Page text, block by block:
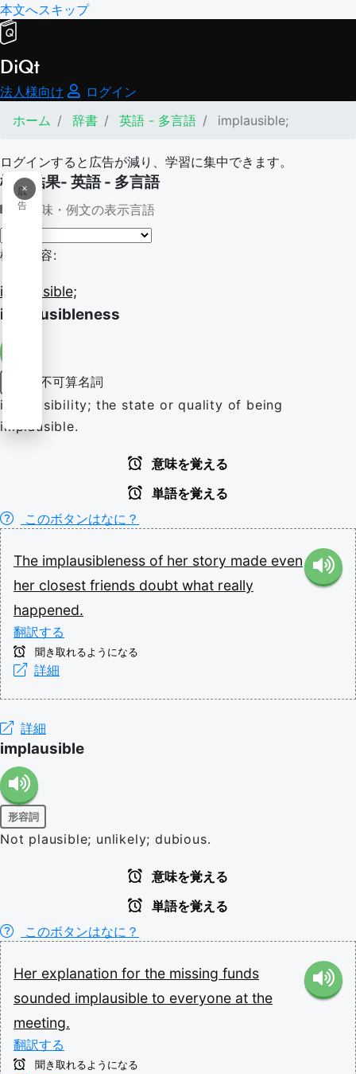
本文へスキップ
DiQt
法人様向け
ログイン
ホーム
辞書 英語 - 多言語 implausible;
ログインすると広告が減り、学習に集中できます。
×
広
告
検索結果- 英語 - 多言語
意味・例文の表示言語
検索内容:
implausible;
implausibleness
不可算名詞
implausibility; the state or quality of being
implausible.
意味を覚える
単語を覚える
このボタンはなに？
The implausibleness of her story made even
her closest friends doubt what really
happened.
翻訳する
聞き取れるようになる
詳細
詳細
implausible
形容詞
Not plausible; unlikely; dubious.
意味を覚える
単語を覚える
このボタンはなに？
Her explanation for the missing funds
sounded implausible to everyone at the
meeting.
翻訳する
聞き取れるようになる